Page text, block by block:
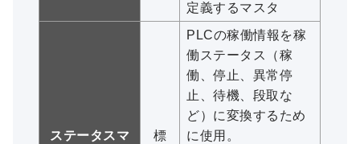
定義するマスタ
ステータスマ
標
PLCの稼働情報を稼
働ステータス（稼
働、停止、異常停
止、待機、段取な
ど）に変換するため
に使用。